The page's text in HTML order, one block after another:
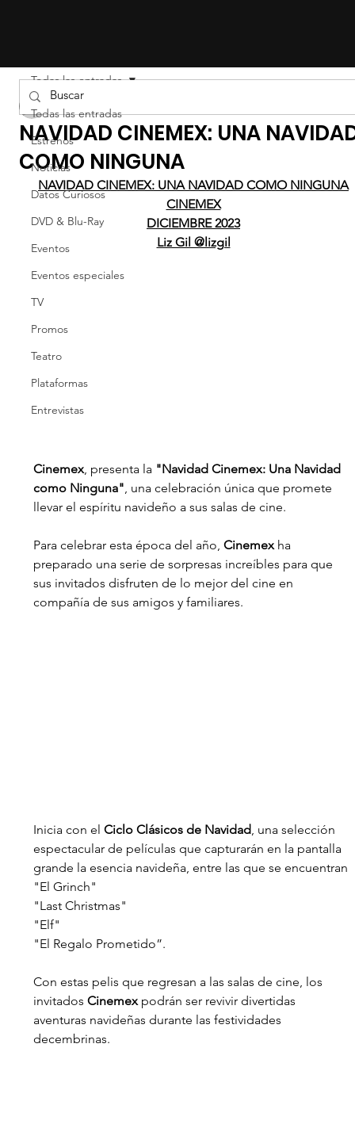
Todas las entradas
Estrenos
Noticias
Datos Curiosos
DVD & Blu-Ray
Eventos
Eventos especiales
TV
Promos
Teatro
Plataformas
Entrevistas
Todas las entradas
NAVIDAD CINEMEX: UNA
COMO NINGUNA
NAVIDAD CINEMEX: UNA NAVIDAD COMO NINGUNA
CINEMEX
DICIEMBRE 2023
Liz Gil @lizgil
Cinemex, presenta la "Navidad Cinemex: Una Navidad
como Ninguna", una celebración única que promete
llevar el espíritu navideño a sus salas de cine.
Para celebrar esta época del año, Cinemex ha
preparado una serie de sorpresas increíbles para que
sus invitados disfruten de lo mejor del cine en
compañía de sus amigos y familiares.
Inicia con el Ciclo Clásicos de Navidad , una selección
espectacular de películas que capturarán en la pantalla
grande la esencia navideña, entre las que se encuentran
"El Grinch"
"Last Christmas"
"Elf"
"El Regalo Prometido”.
Con estas pelis que regresan a las salas de cine, los
invitados Cinemex podrán ser revivir divertidas
aventuras navideñas durante las festividades
decembrinas.